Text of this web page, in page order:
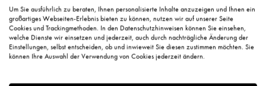
Um Sie ausführlich zu beraten, Ihnen personalisierte Inhalte anzuzeigen und Ihnen ein
großartiges Webseiten-Erlebnis bieten zu können, nutzen wir auf unserer Seite
Cookies und Trackingmethoden. In den Datenschutzhinweisen können Sie einsehen,
welche Dienste wir einsetzen und jederzeit, auch durch nachträgliche Änderung der
Einstellungen, selbst entscheiden, ob und inwieweit Sie diesen zustimmen möchten. Sie
können Ihre Auswahl der Verwendung von Cookies jederzeit ändern.